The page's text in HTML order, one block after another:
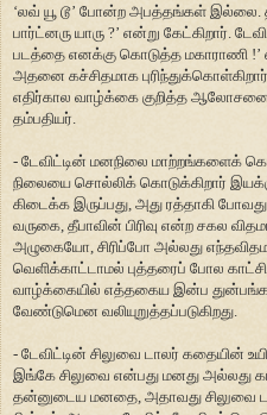
‘லவ் யூ டூ’ போன்ற அபத்தங்கள் இல்லை.
பார்ட்னரு யாரு ?’ என்று கேட்கிறார்.
படத்தை எனக்கு கொடுத்த மகாராணி !’
அதனை கச்சிதமாக
எதிர்கால வாழ்க்கை குறித்த
தம்பதியர்.
- டேவிட்டின் மனநிலை மாற்றங்களைக்
நிலையை சொல்லிக் கொடுக்கிறார்
கிடைக்க இருப்பது, அது ரத்தாகி
வருகை, தீபாவின் பிரிவு என்ற சகல
அழுகையோ, சிரிப்போ அல்லது
வெளிக்காட்டாமல் புத்தரைப் போல
வாழ்க்கையில் எத்தகைய இன்ப
வேண்டுமென வலியுறுத்தப்படுகிறது.
- டேவிட்டின் சிலுவை டாலர் கதையின்
இங்கே சிலுவை என்பது மனது அல்லது
தன்னுடைய மனதை, அதாவது சிலுவை